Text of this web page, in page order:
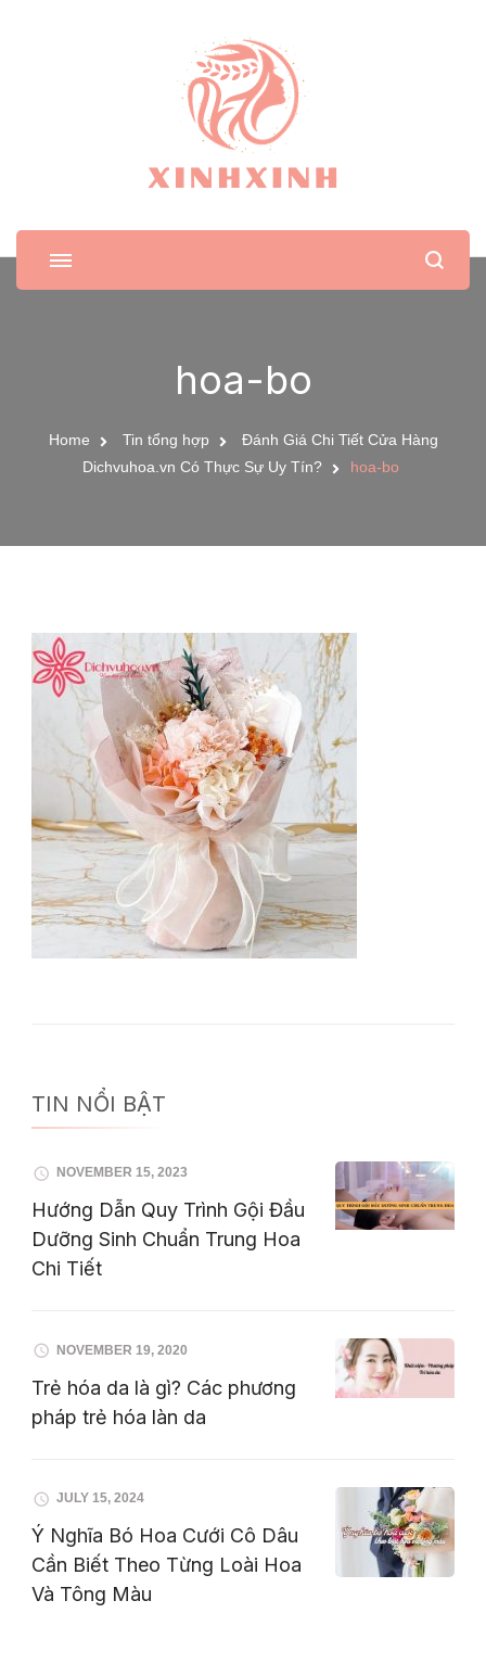
XinhXinh
Trang tin tức cho phái đẹp
hoa-bo
Home Tin tổng hợp
Đánh Giá Chi Tiết Cửa Hàng
Dichvuhoa.vn Có Thực Sự Uy Tín?
hoa-bo
TIN NỔI BẬT
NOVEMBER 15, 2023
Hướng Dẫn Quy Trình Gội Đầu
Dưỡng Sinh Chuẩn Trung Hoa
Chi Tiết
NOVEMBER 19, 2020
Trẻ hóa da là gì? Các phương
pháp trẻ hóa làn da
JULY 15, 2024
Ý Nghĩa Bó Hoa Cưới Cô Dâu
Cần Biết Theo Từng Loài Hoa
Và Tông Màu